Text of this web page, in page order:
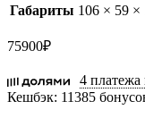
Габариты 106 × 59 ×
75900₽
4 платежа
Кешбэк: 11385